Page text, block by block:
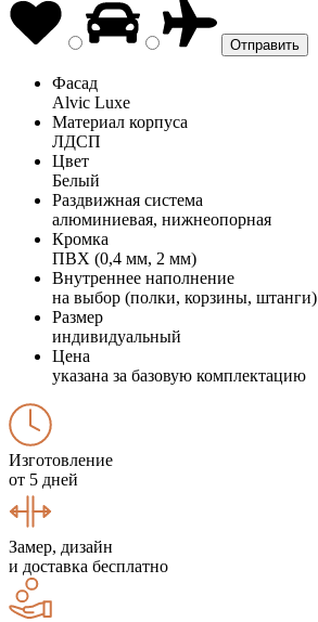
Фасад
Alvic Luxe
Материал корпуса
ЛДСП
Цвет
Белый
Раздвижная система
алюминиевая, нижнеопорная
Кромка
ПВХ (0,4 мм, 2 мм)
Внутреннее наполнение
на выбор (полки, корзины, штанги)
Размер
индивидуальный
Цена
указана за базовую комплектацию
Изготовление
от 5 дней
Замер, дизайн
и доставка бесплатно